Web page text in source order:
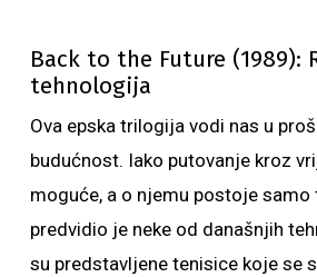
Back to the Future (1989):
tehnologija
Ova epska trilogija vodi nas u
budućnost. Iako putovanje kroz
moguće, a o njemu postoje
predvidio je neke od današnjih
su predstavljene tenisice koje se